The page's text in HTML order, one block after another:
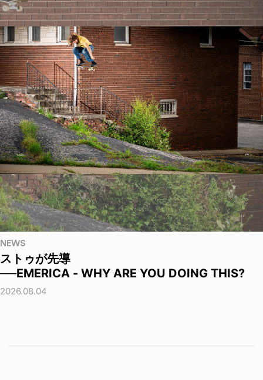
NEWS
ストゥが先導
──EMERICA - WHY ARE YOU DOING THIS?
2026.08.04